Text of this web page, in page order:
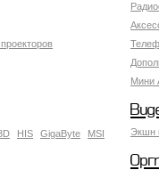
Мини
Экшн
HIS GigaByte
MSI